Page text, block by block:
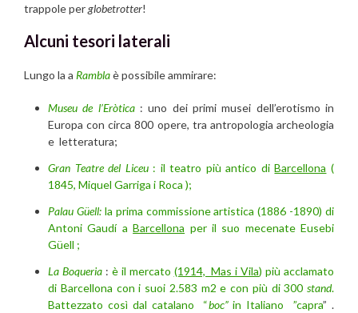
trappole perglobetrotter!
Alcuni tesori laterali
Lungo la a Ramblaè possibile ammirare:
Museu de l’Eròtica : uno dei primi musei dell’erotismo in
Europa con circa 800 opere, tra antropologia archeologia
e letteratura;
Gran Teatre del Liceu : il teatro più antico diBarcellona (
1845, Miquel Garriga i Roca );
Palau Güell: la prima commissione artistica (1886 -1890) di
Antoni Gaudí aBarcellona per il suo mecenate Eusebi
Güell ;
La Boqueria: è il mercato (1914, Mas i Vila) più acclamato
di Barcellona con i suoi 2.583 m2 e con più di 300 stand.
Battezzato così dal catalano “boc”in Italiano ”capra” .